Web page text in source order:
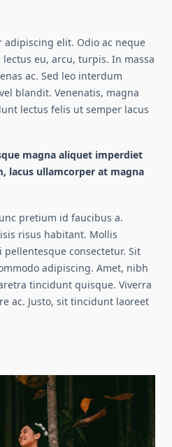
adipiscing elit. Odio ac neque
eu, arcu, turpis. In massa
ac. Sed leo interdum
blandit. Venenatis, magna
lectus felis ut semper lacus
magna aliquet imperdiet
lacus ullamcorper at magna
pretium id faucibus a.
risus habitant. Mollis
consectetur. Sit
adipiscing. Amet, nibh
tincidunt quisque. Viverra
ac. Justo, sit tincidunt laoreet